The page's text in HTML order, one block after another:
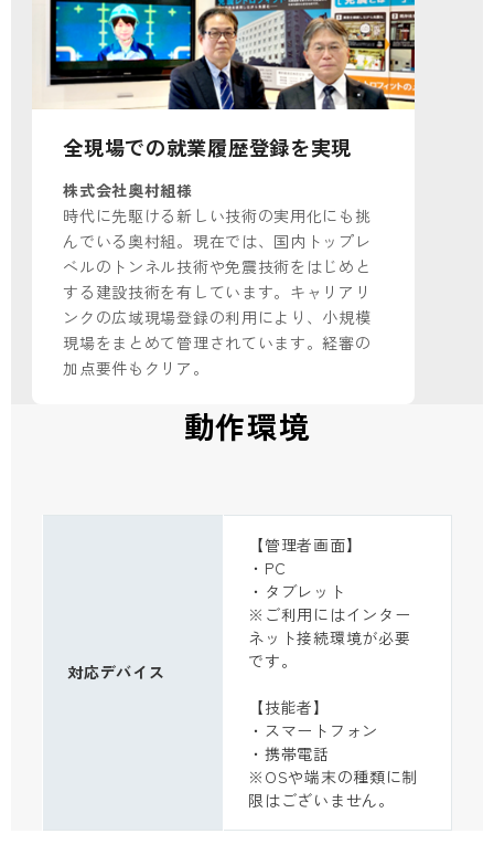
全現場での就業履歴登録を実現
株式会社奥村組様
時代に先駆ける新しい技術の実用化にも挑
んでいる奥村組。現在では、国内トップレ
ベルのトンネル技術や免震技術をはじめと
する建設技術を有しています。キャリアリ
ンクの広域現場登録の利用により、小規模
現場をまとめて管理されています。経審の
加点要件もクリア。
動作環境
対応デバイス
【管理者画面】
・PC
・タブレット
※ご利用にはインター
ネット接続環境が必要
です。
【技能者】
・スマートフォン
・携帯電話
※OSや端末の種類に制
限はございません。